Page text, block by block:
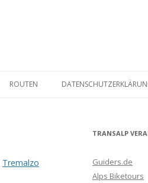
ROUTEN
MURMELTIER ROUTE
Tremalzo
TRANSALP
Guiders.de
Alps Biketours